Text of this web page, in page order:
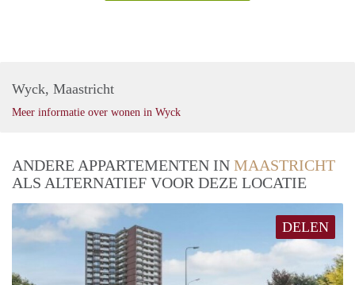
Wyck, Maastricht
Meer informatie over wonen in Wyck
ANDERE APPARTEMENTEN IN MAASTRICHT
ALS ALTERNATIEF VOOR DEZE LOCATIE
DELEN